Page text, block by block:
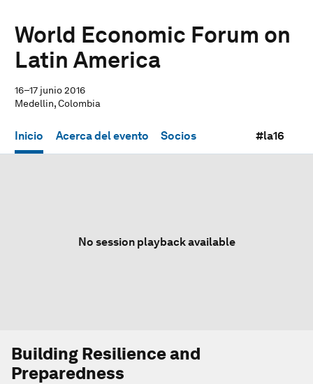
World Economic Forum on
Latin America
16–17 junio 2016
Medellin, Colombia
Inicio Acerca del evento Socios #la16
No session playback available
Building Resilience and
Preparedness